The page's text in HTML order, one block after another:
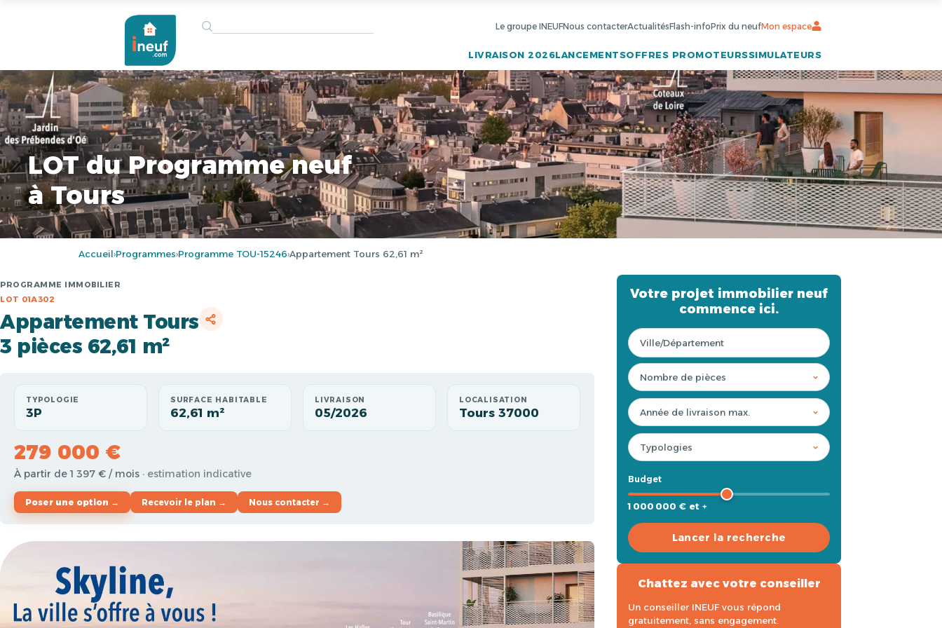
Le groupe INEUFNous contacterActualitésFlash-infoPrix du neufMon espace
LIVRAISON 2026LANCEMENTSOFFRES PROMOTEURSSIMULATEURS
LOT du Programme neuf
à Tours
Accueil›Programmes›Programme TOU-15246›Appartement Tours 62,61 m²
PROGRAMME IMMOBILIER
LOT 01A302
Appartement Tours
3 pièces 62,61 m²
TYPOLOGIE
3P
SURFACE HABITABLE
62,61 m²
LIVRAISON
05/2026
LOCALISATION
Tours 37000
279 000 €
À partir de 1 397 € / mois · estimation indicative
Poser une option → Recevoir le plan → Nous contacter →
Votre projet immobilier neuf
commence ici.
Budget
1 000 000 € et +
Lancer la recherche
Chattez avec votre conseiller
Un conseiller INEUF vous répond
gratuitement, sans engagement.